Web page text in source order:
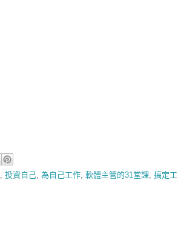
投資自己 為自己工作 軟體主管的31堂課 搞定工